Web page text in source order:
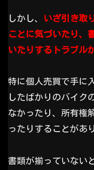
しかし、
いざ引き取
ことに気づいたり、
いたりするトラブル
特に個人売買で手に
したばかりのバイク
なかったり、所有権
ったりすることがあ
書類が揃っていない